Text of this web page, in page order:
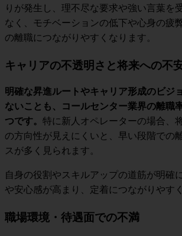
りが発生し、理不尽な要求や強い言葉を
なく、モチベーションの低下や心身の疲
の離職につながりやすくなります。
キャリアの不透明さと将来への不
明確な昇進ルートやキャリア形成のビジ
ないことも、コールセンター業界の離職
つです。 特に新人オペレーターの場合、
の方向性が見えにくいと、早い段階での
スが多く見られます。
自身の役割やスキルアップの道筋が明確
や安心感が高まり、定着につながりやす
職場環境・待遇面での不満